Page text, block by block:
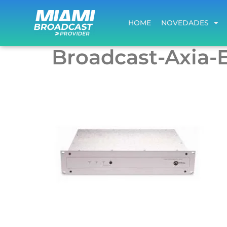
HOME NOVEDADES
HOME NOVEDADES
Broadcast-Axia-